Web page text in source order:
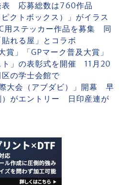
表 応募総数は760作品
クトボックス）」がイラス
用ステッカー作品を募集 同
れる屋」とコラボ
」「GPマーク普及大賞」
ト」の表彰式を開催 11月20
の学士会館で
大会（アブダビ）」開幕 早
）がエントリー 日印産連が